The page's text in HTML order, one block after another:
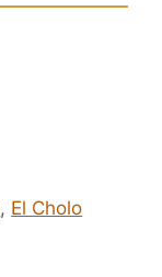
, El Cholo